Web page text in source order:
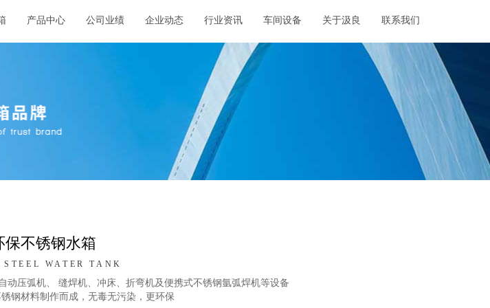
产品中心 公司业绩 企业动态 行业资讯 车间设备 关于汲良 联系我们
保不锈钢水箱
WATER TANK
动压弧机、 缝焊机、冲床、折弯机及便携式不锈钢氩弧焊机等设备
钢材料制作而成，无毒无污染，更环保